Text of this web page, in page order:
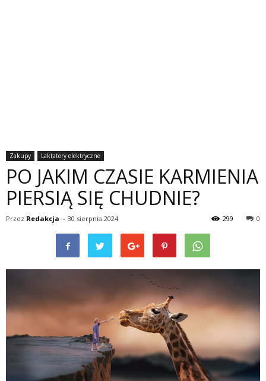
Zakupy Laktatory elektryczne
PO JAKIM CZASIE KARMIENIA
PIERSIĄ SIĘ CHUDNIE?
Przez Redakcja - 30 sierpnia 2024 0
299